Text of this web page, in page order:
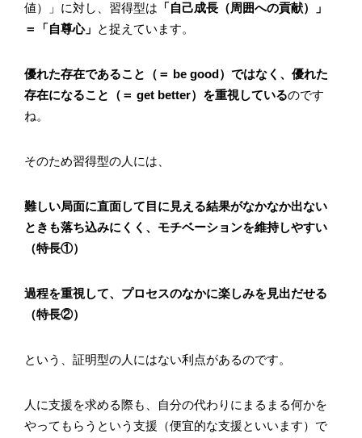
値）」に対し、習得型は 「自己成長（周囲への貢献）」
＝「自尊心」 と捉えています。
優れた存在であること（＝ be good）ではなく、優れた
存在になること（＝ get better）を重視しているのです
ね。
そのため習得型の人には、
難しい局面に直面して目に見える結果がなかなか出ない
ときも落ち込みにくく、モチベーションを維持しやすい
（特長①）
過程を重視して、プロセスのなかに楽しみを見出だせる
（特長②）
という、証明型の人にはない利点があるのです。
人に支援を求める際も、自分の代わりにまるまる何かを
やってもらうという支援（便宜的な支援といいます）で